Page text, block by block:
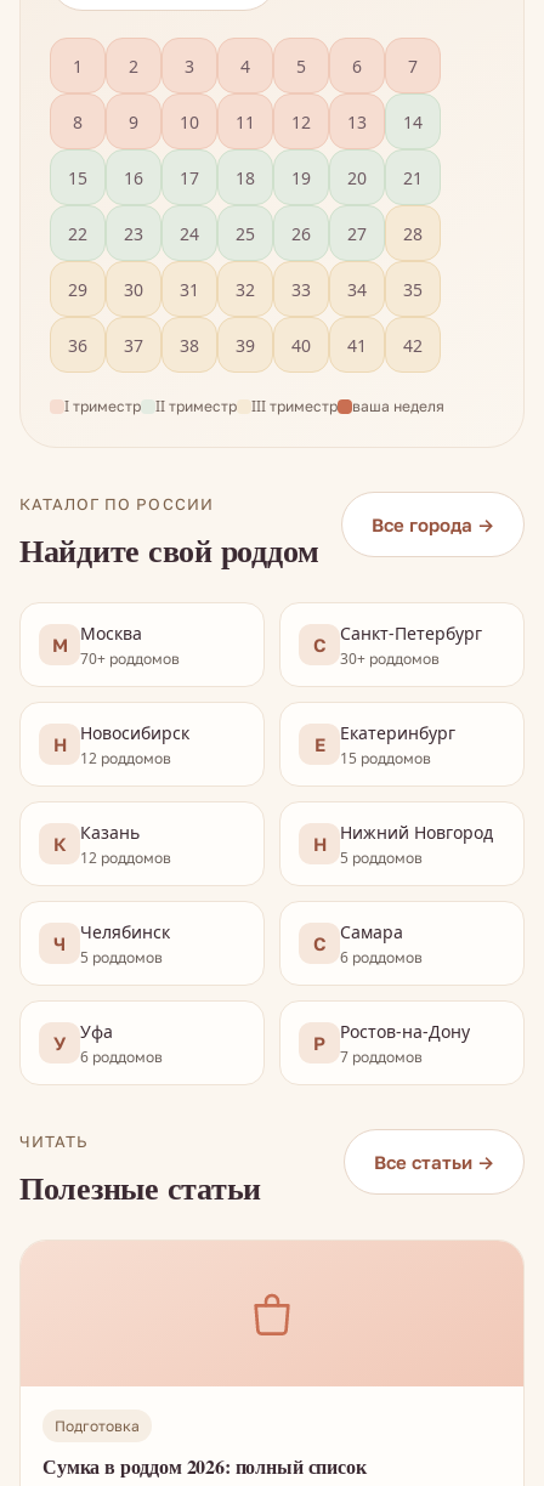
1 2 3 4 5 6 7
8 9 10 11 12 13 14
15 16 17 18 19 20 21
22 23 24 25 26 27 28
29 30 31 32 33 34 35
36 37 38 39 40 41 42
I триместр II триместр III триместр ваша неделя
КАТАЛОГ ПО РОССИИ
Найдите свой роддом
Все города →
М Москва
70+ роддомов
С Санкт-Петербург
30+ роддомов
Н Новосибирск
12 роддомов
Е Екатеринбург
15 роддомов
К Казань
12 роддомов
Н Нижний Новгород
5 роддомов
Ч Челябинск
5 роддомов
С Самара
6 роддомов
У Уфа
6 роддомов
Р Ростов-на-Дону
7 роддомов
ЧИТАТЬ
Полезные статьи
Все статьи →
Подготовка
Сумка в роддом 2026: полный список